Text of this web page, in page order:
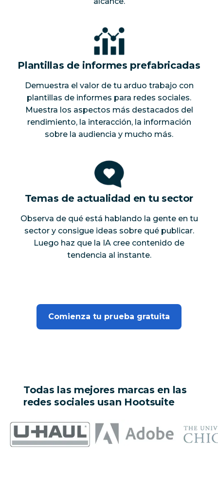
Plantillas de informes prefabricadas
Demuestra el valor de tu arduo trabajo con
plantillas de informes para redes sociales.
Muestra los aspectos más destacados del
rendimiento, la interacción, la información
sobre la audiencia y mucho más.
Temas de actualidad en tu sector
Observa de qué está hablando la gente en tu
sector y consigue ideas sobre qué publicar.
Luego haz que la IA cree contenido de
tendencia al instante.
Comienza tu prueba gratuita
Todas las mejores marcas en las
redes sociales usan Hootsuite